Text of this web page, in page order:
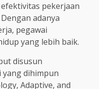
pekerjaan
adanya
pegawai
yang lebih baik.
disusun
yang dihimpun
Adaptive, and